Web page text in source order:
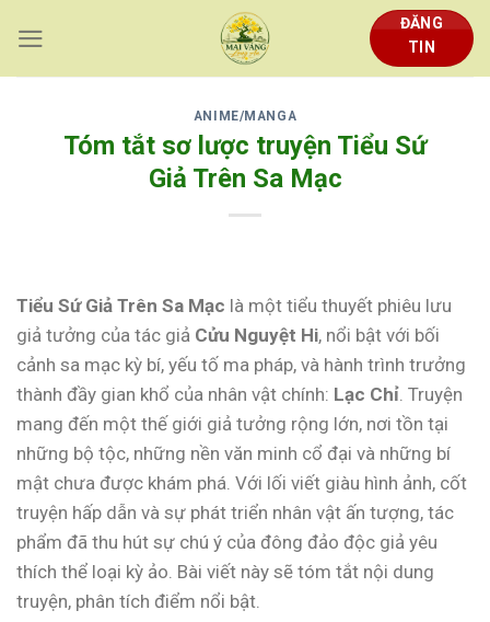
content
ĐĂNG
TIN
ANIME/MANGA
Tóm tắt sơ lược truyện Tiểu Sứ
Giả Trên Sa Mạc
Tiểu Sứ Giả Trên Sa Mạc là một tiểu thuyết phiêu lưu
giả tưởng của tác giả Cửu Nguyệt Hi, nổi bật với bối
cảnh sa mạc kỳ bí, yếu tố ma pháp, và hành trình trưởng
thành đầy gian khổ của nhân vật chính: Lạc Chỉ . Truyện
mang đến một thế giới giả tưởng rộng lớn, nơi tồn tại
những bộ tộc, những nền văn minh cổ đại và những bí
mật chưa được khám phá. Với lối viết giàu hình ảnh, cốt
truyện hấp dẫn và sự phát triển nhân vật ấn tượng, tác
phẩm đã thu hút sự chú ý của đông đảo độc giả yêu
thích thể loại kỳ ảo. Bài viết này sẽ tóm tắt nội dung
truyện, phân tích điểm nổi bật.